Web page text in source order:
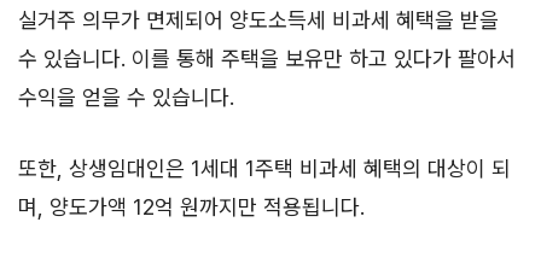
실거주 의무가 면제되어 양도소득세 비과세 혜택을 받을
수 있습니다. 이를 통해 주택을 보유만 하고 있다가 팔아서
수익을 얻을 수 있습니다.
또한, 상생임대인은 1세대 1주택 비과세 혜택의 대상이 되
며, 양도가액 12억 원까지만 적용됩니다.